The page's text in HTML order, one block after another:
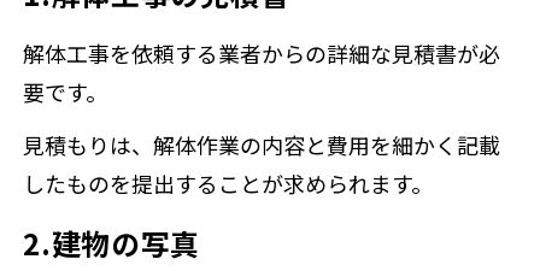
解体工事を依頼する業者からの詳細な見積書が必
要です。
見積もりは、解体作業の内容と費用を細かく記載
したものを提出することが求められます。
2.建物の写真